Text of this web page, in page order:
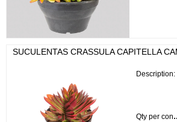
SUCULENTAS CRASSULA CAPITELLA
Description:
Qty